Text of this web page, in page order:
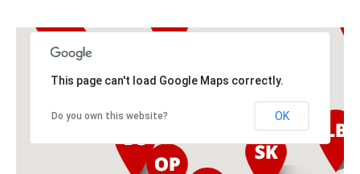
This page can't load Google Maps correctly.
Do you own this website? OK